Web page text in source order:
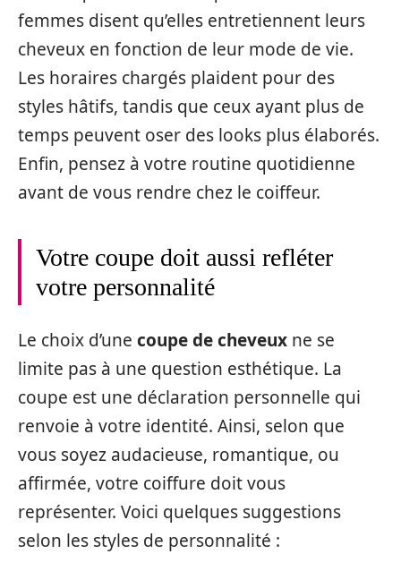
femmes disent qu’elles entretiennent leurs
cheveux en fonction de leur mode de vie.
Les horaires chargés plaident pour des
styles hâtifs, tandis que ceux ayant plus de
temps peuvent oser des looks plus élaborés.
Enfin, pensez à votre routine quotidienne
avant de vous rendre chez le coiffeur.
Votre coupe doit aussi refléter
votre personnalité
Le choix d’une coupe de cheveux ne se
limite pas à une question esthétique. La
coupe est une déclaration personnelle qui
renvoie à votre identité. Ainsi, selon que
vous soyez audacieuse, romantique, ou
affirmée, votre coiffure doit vous
représenter. Voici quelques suggestions
selon les styles de personnalité :